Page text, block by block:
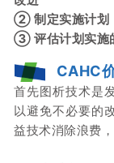
② 制定实施计划
③评估计划实施
CAHC
首先图析技术是
以避免不必要的
益技术消除浪费